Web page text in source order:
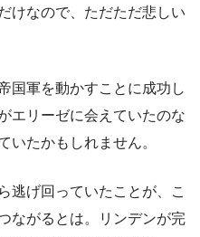
けなので、ただただ悲しい
国軍を動かすことに成功し
エリーゼに会えていたのな
いたかもしれません。
逃げ回っていたことが、こ
ながるとは。リンデンが完